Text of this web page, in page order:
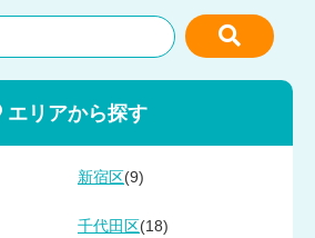
エリアから探す
新宿区 (9)
千代田区 (18)